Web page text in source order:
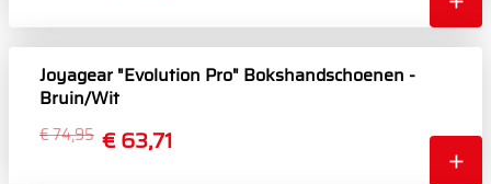
Joyagear "Evolution Pro" Bokshandschoenen -
Bruin/Wit
€ 63,71
€ 74,95